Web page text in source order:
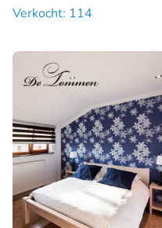
Verkocht: 114